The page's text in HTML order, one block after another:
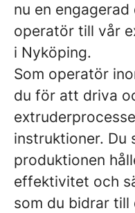
nu en
operatör till vår
i Nyköping.
Som operatör
du för att driva
instruktioner. Du
produktionen
effektivitet och
som du bidrar till